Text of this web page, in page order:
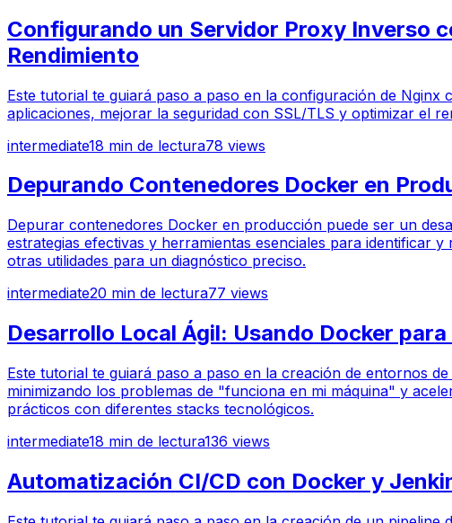
Configurando un Servidor Proxy Inverso
Rendimiento
Este tutorial te guiará paso a paso en la configuración de
aplicaciones, mejorar la seguridad con SSL/TLS y optimizar el
intermediate18 min de lectura78 views
Depurando Contenedores Docker en
Depurar contenedores Docker en producción puede ser un
estrategias efectivas y herramientas esenciales para identificar
otras utilidades para un diagnóstico preciso.
intermediate20 min de lectura77 views
Desarrollo Local Ágil: Usando Docker
Este tutorial te guiará paso a paso en la creación de entornos
minimizando los problemas de "funciona en mi máquina" y
prácticos con diferentes stacks tecnológicos.
intermediate18 min de lectura136 views
Automatización CI/CD con Docker y